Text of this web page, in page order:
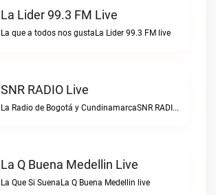
La Lider 99.3 FM Live
La que a todos nos gustaLa Lider 99.3 FM live
SNR RADIO Live
La Radio de Bogotá y CundinamarcaSNR RADIO live
La Q Buena Medellin Live
La Que Si SuenaLa Q Buena Medellin live